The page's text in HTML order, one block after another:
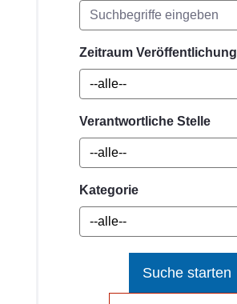
Zeitraum Veröffentlichung
Verantwortliche Stelle
Kategorie
Suche starten